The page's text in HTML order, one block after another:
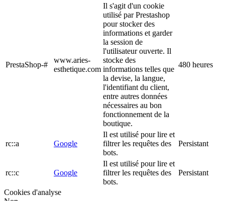
PrestaShop-#
www.aries-
esthetique.com
Il s'agit d'un cookie
utilisé par Prestashop
pour stocker des
informations et garder
la session de
l'utilisateur ouverte. Il
stocke des
informations telles que
la devise, la langue,
l'identifiant du client,
entre autres données
nécessaires au bon
fonctionnement de la
boutique.
480 heures
rc::a Google
Il est utilisé pour lire et
filtrer les requêtes des
bots.
Persistant
rc::c Google
Il est utilisé pour lire et
filtrer les requêtes des
bots.
Persistant
Cookies d'analyse